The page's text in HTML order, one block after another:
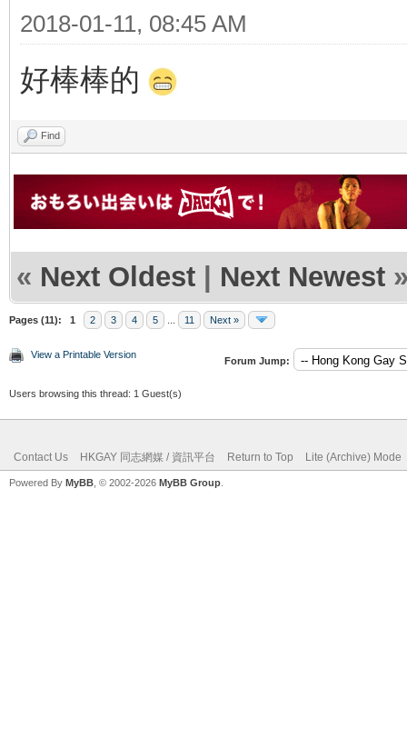
2018-01-11, 08:45 AM
好棒棒的
Find
« Next Oldest | Next Newest
Pages (11): 1 2 3 4 5 11 Next »
View a Printable Version
Forum Jump:
Users browsing this thread: 1 Guest(s)
Contact Us HKGAY 同志網媒 / 資訊平台 Return to Top Lite (Archive) Mode
Powered By MyBB , © 2002-2026 MyBB Group